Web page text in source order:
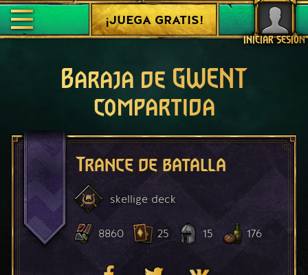
INICIAR SESIÓN
¡JUEGA GRATIS!
Baraja de GWENT
compartida
Trance de batalla
skellige deck
8860 25 15 176